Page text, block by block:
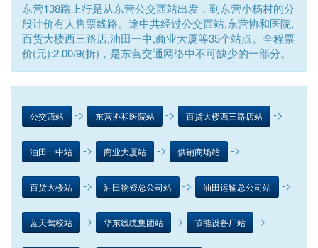
东营138路上行是从东营公交西站出发，到东营小杨村的分
段计价有人售票线路。途中共经过公交西站,东营协和医院,
百货大楼西三路店,油田一中,商业大厦等35个站点。全程票
价(元):2.00/9(折)，是东营交通网络中不可缺少的一部分。
公交西站 -> 东营协和医院站 -> 百货大楼西三路店站 ->
油田一中站 -> 商业大厦站 -> 供销商场站 ->
百货大楼站 -> 油田物资总公司站 -> 油田运输总公司站 ->
蓝天驾校站 -> 华东线缆集团站 -> 节能设备厂站 ->